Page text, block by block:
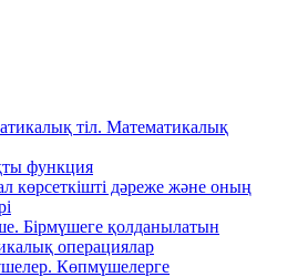
тіл. Математикалық
функция
көрсеткішті дәреже және оның
Бірмүшеге қолданылатын
операциялар
Көпмүшелерге